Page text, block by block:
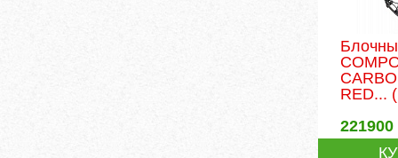
RED...
221900